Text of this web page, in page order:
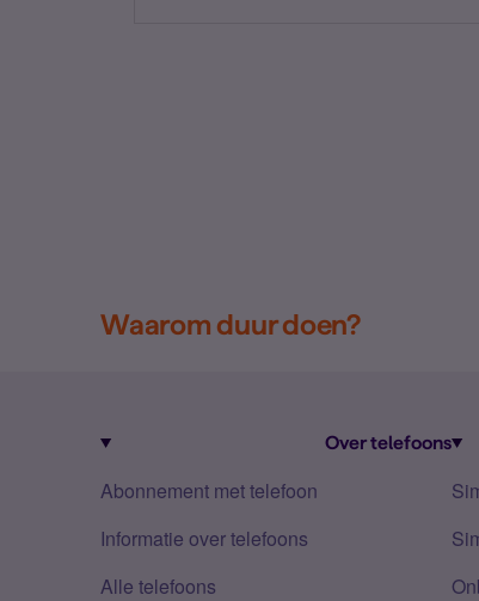
Waarom duur doen?
Over telefoons
Abonnement met telefoon
Informatie over telefoons
Alle telefoons